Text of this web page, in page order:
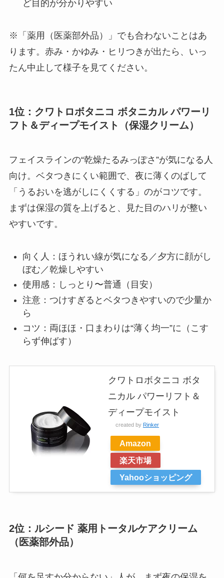
ど目的が分かりやすい
※「薬用（医薬部外品）」でも合わないことはあ
ります。赤み・かゆみ・ヒリつきが出たら、いっ
たん中止して様子を見てください。
1位：クワトロボタニコ ボタニカル パワーリ
フト＆ディープモイスト（保湿クリーム）
フェイスラインの“乾燥たるみっぽさ”が気になる人
向け。ベタつきにくい範囲で、夜に薄くのばして
「うるおいを逃がしにくくする」のがコツです。
まずは保湿の質を上げると、見た目のハリが整い
やすいです。
向く人：ほうれい線が気になる／夕方に顔がし
ぼむ／乾燥しやすい
使用感：しっとり〜普通（目安）
注意：つけすぎるとベタつきやすいので少量か
ら
コツ：両ほほ・口まわりは“薄く均一”に（こす
らず伸ばす）
クワトロボタニコ ボタ
ニカル パワーリフト＆
ディープモイスト
created by Rinker
Amazon
楽天市場
Yahooショッピング
2位：ルシード 薬用トータルケアクリーム
（医薬部外品）